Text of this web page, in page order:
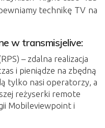
technikę TV na
w transmisjelive:
– zdalna realizacja
i pieniądze na zbędną
tylko nasi operatorzy, a
reżyserki remote
Mobileviewpoint i